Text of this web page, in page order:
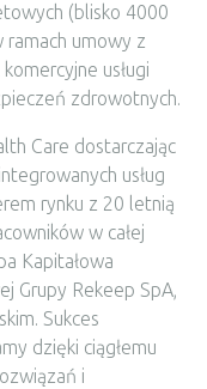
(blisko 4000
ramach umowy z
usługi
zdrowotnych.
Care dostarczając
usług
rynku z 20 letnią
w całej
Kapitałowa
Grupy Rekeep SpA,
Sukces
dzięki ciągłemu
i